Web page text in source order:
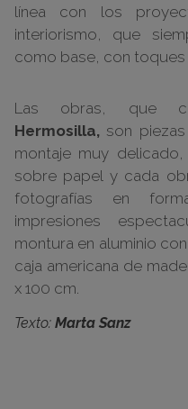
línea con los
interiorismo, que
como base, con toques
Las obras, que
Hermosilla, son
montaje muy
sobre papel y cada
fotografías en
impresiones
montura en aluminio
caja americana de
x 100 cm.
Texto: Marta Sanz